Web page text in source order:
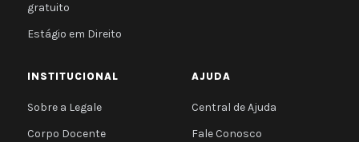
gratuito
Estágio em Direito
INSTITUCIONAL
Sobre a Legale
Corpo Docente
AJUDA
Central de Ajuda
Fale Conosco